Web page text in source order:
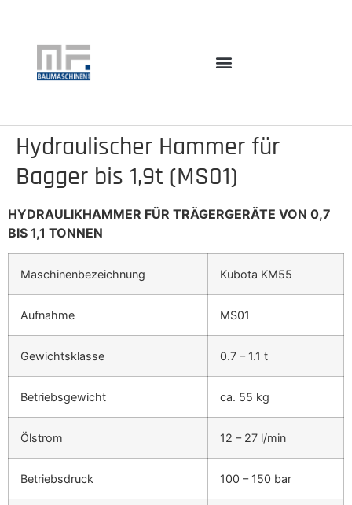
Hydraulischer Hammer für
Bagger bis 1,9t (MS01)
HYDRAULIKHAMMER FÜR TRÄGERGERÄTE VON 0,7
BIS 1,1 TONNEN
Maschinenbezeichnung Kubota KM55
Aufnahme MS01
Gewichtsklasse 0.7 – 1.1 t
Betriebsgewicht ca. 55 kg
Ölstrom 12 – 27 l/min
Betriebsdruck 100 – 150 bar